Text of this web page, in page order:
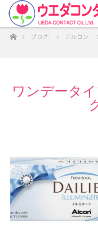
ホームブログ アルコン
ワンデータ